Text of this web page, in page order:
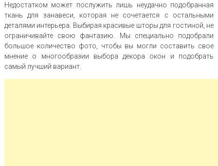
Недостатком может послужить лишь неудачно подобранная
ткань для занавеси, которая не сочетается с остальными
деталями интерьера. Выбирая красивые шторы для гостиной, не
ограничивайте свою фантазию. Мы специально подобрали
большое количество фото, чтобы вы могли составить свое
мнение о многообразии выбора декора окон и подобрать
самый лучший вариант.